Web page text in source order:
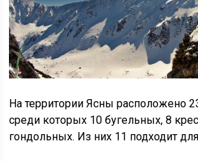
На территории Ясны расположено
среди которых 10 бугельных, 8
гондольных. Из них 11 подходит